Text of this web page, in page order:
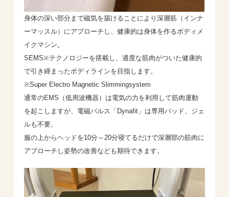
身体の深い部分まで磁気を届けることにより深層筋（インナ
ーマッスル）にアプローチし、健康的は身体を作るボディメ
イクマシン。
SEMS※テクノロジーを搭載し、適度な筋肉がついた健康的
で引き締まったボディラインを目指します。
※Super Electro Magnetic Slimmingsystem
通常のEMS（低周波機器）は電気の力を利用して筋肉運動
を起こしますが、電磁パルス「Dynafit」は専用パッド、ジェ
ルも不要。
服の上からヘッドを10分～20分寝てるだけで深層部の筋肉に
アプローチし姿勢の改善なども期待できます。